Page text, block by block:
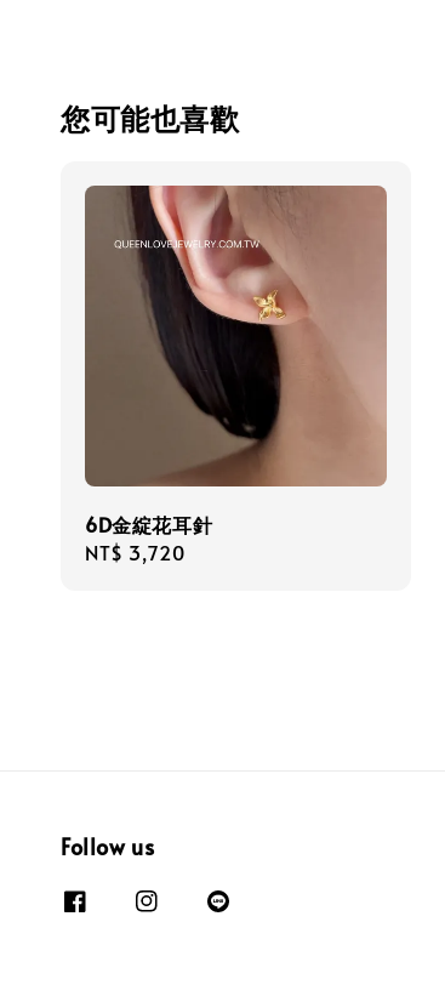
您可能也喜歡
6D金綻花耳針
Regular
NT$ 3,720
Follow us